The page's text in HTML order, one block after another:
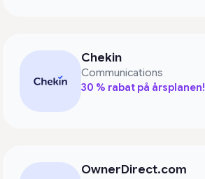
Chekin
Communications
30 % rabat på årsplanen!
OwnerDirect.com